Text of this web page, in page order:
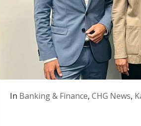
In Banking & Finance, CHG News,